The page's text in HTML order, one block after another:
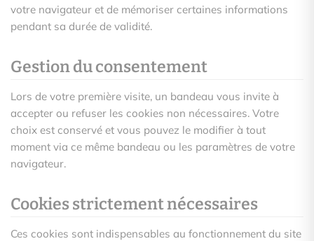
votre navigateur et de mémoriser certaines informations
pendant sa durée de validité.
Gestion du consentement
Lors de votre première visite, un bandeau vous invite à
accepter ou refuser les cookies non nécessaires. Votre
choix est conservé et vous pouvez le modifier à tout
moment via ce même bandeau ou les paramètres de votre
navigateur.
Cookies strictement nécessaires
Ces cookies sont indispensables au fonctionnement du site